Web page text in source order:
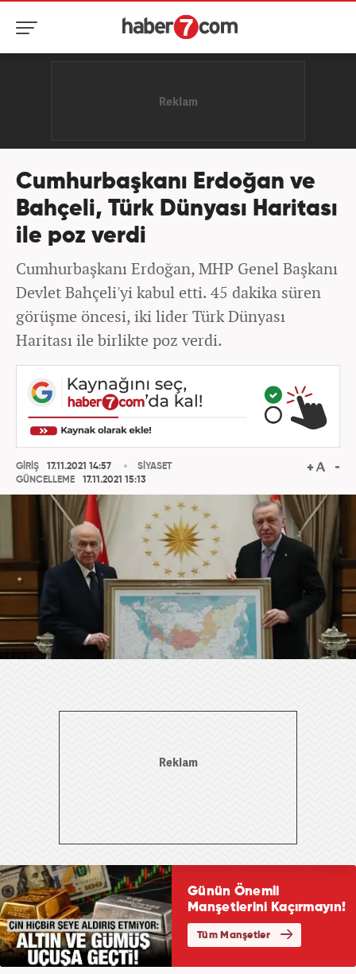
Cumhurbaşkanı Erdoğan ve
Bahçeli, Türk Dünyası Haritası
ile poz verdi
Cumhurbaşkanı Erdoğan, MHP Genel Başkanı
Devlet Bahçeli'yi kabul etti. 45 dakika süren
görüşme öncesi, iki lider Türk Dünyası
Haritası ile birlikte poz verdi.
GİRİŞ
17.11.2021 14:57
GÜNCELLEME
17.11.2021 15:13
SİYASET